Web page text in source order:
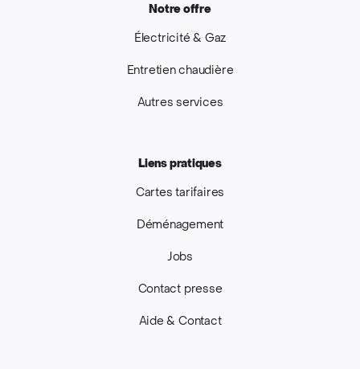
Notre offre
Électricité & Gaz
Entretien chaudière
Autres services
Liens pratiques
Cartes tarifaires
Déménagement
Jobs
Contact presse
Aide & Contact